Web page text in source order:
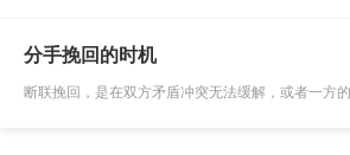
细想想，曾经两个人
分手挽回的时机
断联挽回，是在双方矛盾冲突无法缓解，或者一方